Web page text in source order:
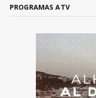
PROGRAMAS ATV